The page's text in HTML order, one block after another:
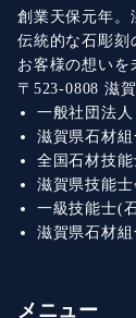
創業天保元年。
伝統的な石彫刻
お客様の想いを
〒523-0808 滋
一般社団法
滋賀県石材
全国石材技
滋賀県技能
一級技能士(
滋賀県石材
メニュー